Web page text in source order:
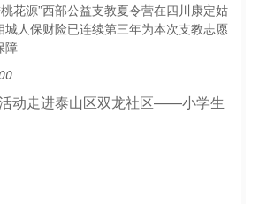
花源”西部公益支教夏令营在四川康定姑
城人保财险已连续第三年为本次支教志愿
障